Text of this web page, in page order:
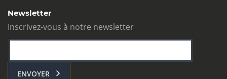
Newsletter
Inscrivez-vous à notre newsletter
ENVOYER